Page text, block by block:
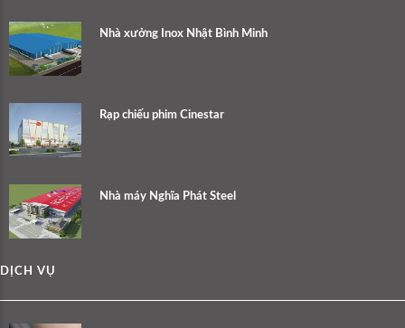
Nhà xưởng Inox Nhật Bình Minh
Rạp chiếu phim Cinestar
Nhà máy Nghĩa Phát Steel
DỊCH VỤ